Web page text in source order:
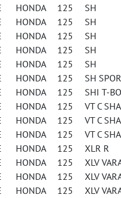
HONDA 125 SH
HONDA 125 SH
HONDA 125 SH
HONDA 125 SH
HONDA 125 SH
HONDA 125 SH
HONDA 125 SHI T-
HONDA 125 VT C
HONDA 125 VT C
HONDA 125 VT C
HONDA 125 XLR R
HONDA 125 XLV
HONDA 125 XLV
HONDA 125 XLV